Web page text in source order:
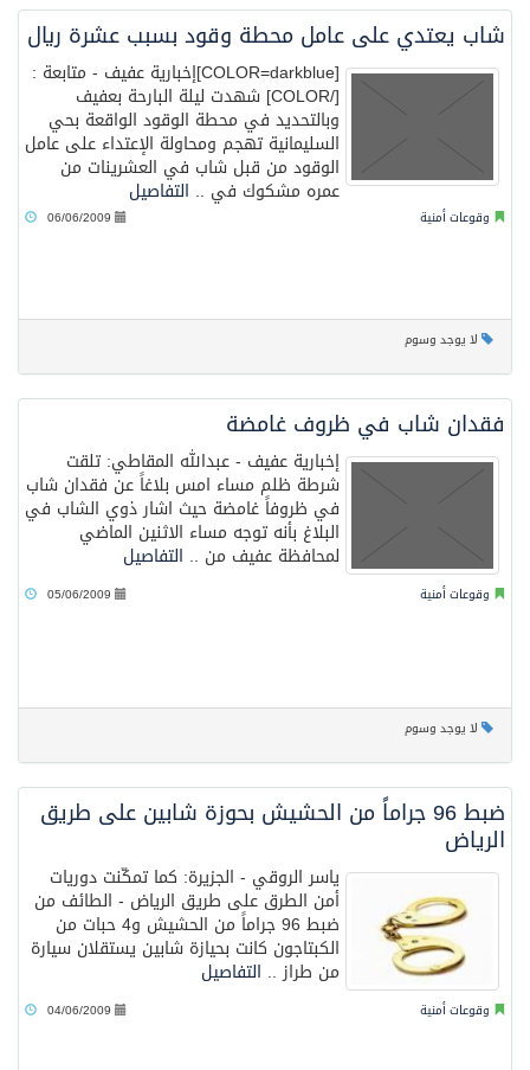
شاب يعتدي على عامل محطة وقود بسبب عشرة ريال
[COLOR=darkblue]إخبارية عفيف - متابعة :
[/COLOR] شهدت ليلة البارحة بعفيف
وبالتحديد في محطة الوقود الواقعة بحي
السليمانية تهجم ومحاولة الإعتداء على عامل
الوقود من قبل شاب في العشرينات من
عمره مشكوك في .. التفاصيل
وقوعات أمنية 06/06/2009
لا يوجد وسوم
فقدان شاب في ظروف غامضة
إخبارية عفيف - عبدالله المقاطي: تلقت
شرطة ظلم مساء امس بلاغاً عن فقدان شاب
في ظروفاً غامضة حيث اشار ذوي الشاب في
البلاغ بأنه توجه مساء الاثنين الماضي
لمحافظة عفيف من .. التفاصيل
وقوعات أمنية 05/06/2009
لا يوجد وسوم
ضبط 96 جراماً من الحشيش بحوزة شابين على طريق
الرياض
ياسر الروقي - الجزيرة: كما تمكّنت دوريات
أمن الطرق على طريق الرياض - الطائف من
ضبط 96 جراماً من الحشيش و4 حبات من
الكبتاجون كانت بحيازة شابين يستقلان سيارة
من طراز .. التفاصيل
وقوعات أمنية 04/06/2009